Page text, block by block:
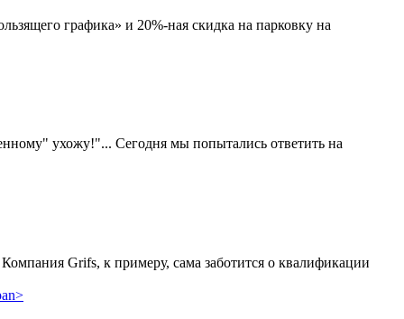
графика» и 20%-ная скидка на парковку на
ухожу!"... Сегодня мы попытались ответить на
Grifs, к примеру, сама заботится о квалификации